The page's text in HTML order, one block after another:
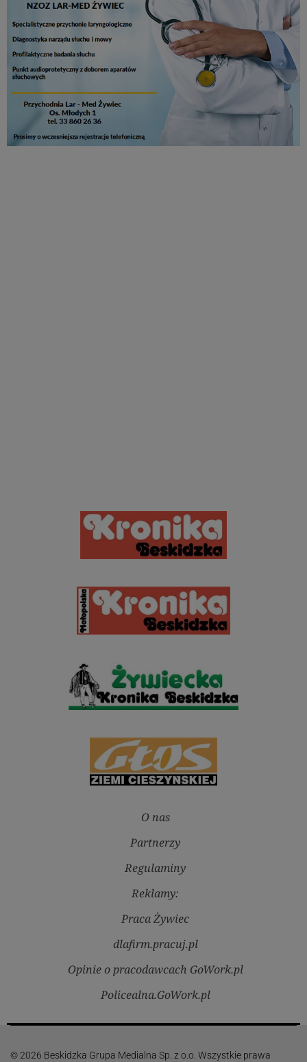
O nas
Partnerzy
Regulaminy
Reklamy:
Praca Żywiec
dlafirm.pracuj.pl
Opinie o pracodawcach GoWork.pl
Policealna.GoWork.pl
© 2026 Beskidzka Grupa Medialna Sp. z o.o. Wszystkie prawa